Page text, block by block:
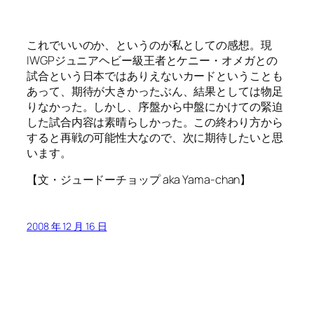
これでいいのか、というのが私としての感想。現
IWGPジュニアヘビー級王者とケニー・オメガとの
試合という日本ではありえないカードということも
あって、期待が大きかったぶん、結果としては物足
りなかった。しかし、序盤から中盤にかけての緊迫
した試合内容は素晴らしかった。この終わり方から
すると再戦の可能性大なので、次に期待したいと思
います。
【文・ジュードーチョップ aka Yama-chan】
2008 年 12 月 16 日